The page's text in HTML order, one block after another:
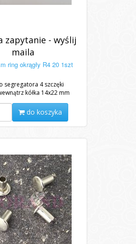
zapytanie - wyślij
maila
ring okrągły R4 20 1szt
segregatora 4 szczęki
kółka 14x22 mm
do koszyka